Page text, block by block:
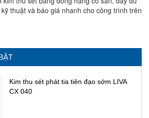
thuật và báo giá nhanh cho công trình trên
Kim thu sét phát tia tiên đạo sớm LIVA
CX 040